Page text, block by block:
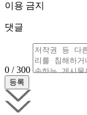
이용 금지
댓글
0 / 300